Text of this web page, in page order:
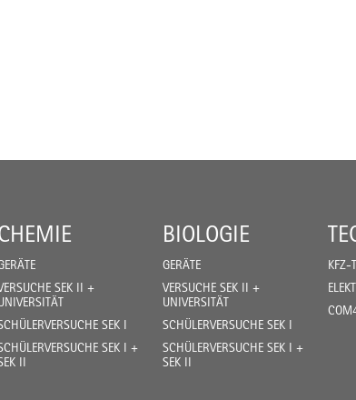
SEK II +
SEK I
SEK I +
II
BIOLOGIE
GERÄTE
VERSUCHE SEK II +
UNIVERSITÄT
SCHÜLERVERSUCHE SEK I
SCHÜLERVERSUCHE SEK I +
SEK II
KFZ-